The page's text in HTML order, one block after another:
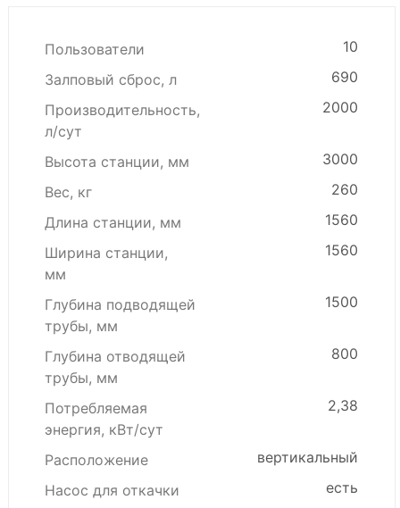
Пользователи
10
Залповый сброс, л
690
Производительность,
л/сут
2000
Высота станции, мм
3000
Вес, кг
260
Длина станции, мм
1560
Ширина станции,
мм
1560
Глубина подводящей
трубы, мм
1500
Глубина отводящей
трубы, мм
800
Потребляемая
энергия, кВт/сут
2,38
Расположение
вертикальный
Насос для откачки
есть